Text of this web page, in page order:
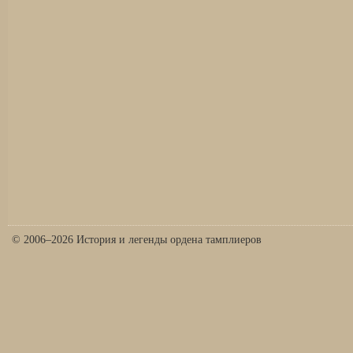
© 2006–2026 История и легенды ордена тамплиеров